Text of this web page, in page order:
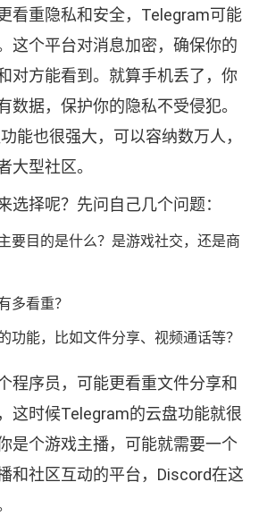
看重隐私和安全，Telegram可能
这个平台对消息加密，确保你的
对方能看到。就算手机丢了，你
数据，保护你的隐私不受侵犯。
能也很强大，可以容纳数万人，
大型社区。
选择呢？先问自己几个问题：
要目的是什么？是游戏社交，还是商
多看重？
功能，比如文件分享、视频通话等？
程序员，可能更看重文件分享和
这时候Telegram的云盘功能就很
是个游戏主播，可能就需要一个
和社区互动的平台，Discord在这